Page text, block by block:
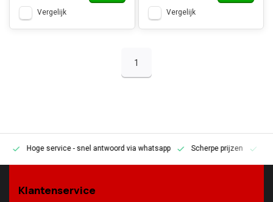
Vergelijk Vergelijk
1
Hoge service- snel antwoord via whatsapp Scherpe prijzen
Klantenservice